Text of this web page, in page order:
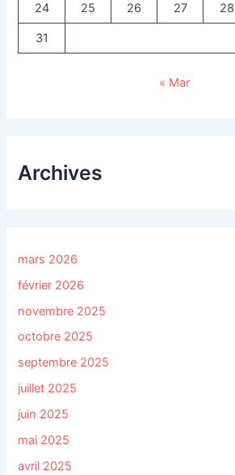
24 25 26 27 28
31
« Mar
Archives
mars 2026
février 2026
novembre 2025
octobre 2025
septembre 2025
juillet 2025
juin 2025
mai 2025
avril 2025